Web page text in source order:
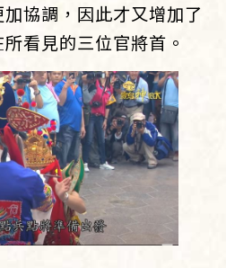
協調，因此才又增加了
看見的三位官將首。